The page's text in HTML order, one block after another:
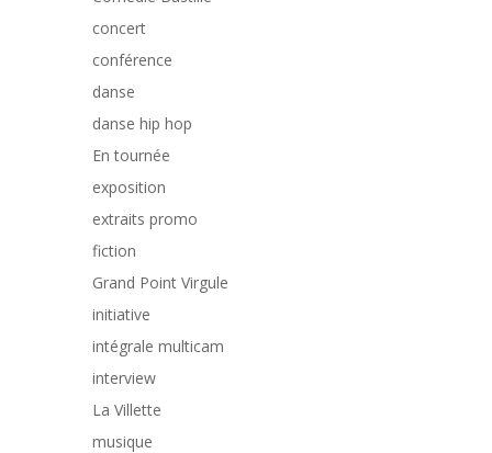
concert
conférence
danse
danse hip hop
En tournée
exposition
extraits promo
fiction
Grand Point Virgule
initiative
intégrale multicam
interview
La Villette
musique